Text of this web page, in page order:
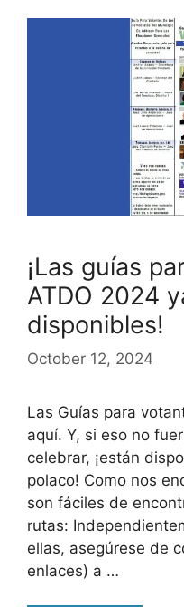
¡Las guías
ATDO 2024
disponibles!
October 12, 2024
Las Guías para
aquí. Y, si eso no
celebrar, ¡están
polaco! Como nos
son fáciles de
rutas:
ellas, asegúrese de
enlaces) a …